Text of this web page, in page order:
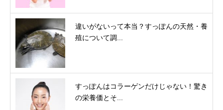
違いがないって本当？すっぽんの天然・養
殖について調...
すっぽんはコラーゲンだけじゃない！驚き
の栄養価とそ...